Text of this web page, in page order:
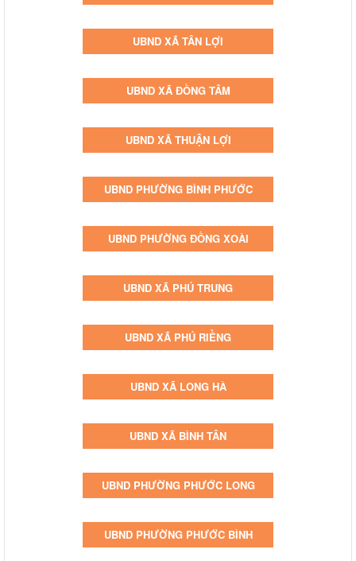
UBND XÃ TÂN LỢI
UBND XÃ ĐỒNG TÂM
UBND XÃ THUẬN LỢI
UBND PHƯỜNG BÌNH PHƯỚC
UBND PHƯỜNG ĐỒNG XOÀI
UBND XÃ PHÚ TRUNG
UBND XÃ PHÚ RIỀNG
UBND XÃ LONG HÀ
UBND XÃ BÌNH TÂN
UBND PHƯỜNG PHƯỚC LONG
UBND PHƯỜNG PHƯỚC BÌNH